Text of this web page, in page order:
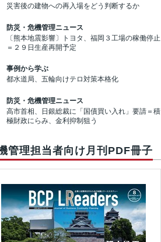
災害後の建物への再入場をどう判断するか
防災・危機管理ニュース
〔熊本地震影響〕トヨタ、福岡３工場の稼働停止
＝２９日生産再開予定
事例から学ぶ
都水道局、五輪向けテロ対策本格化
防災・危機管理ニュース
高市首相、日銀総裁に「国債買い入れ」要請＝積
極財政にらみ、金利抑制狙う
管理担当者向け月刊PDF冊子